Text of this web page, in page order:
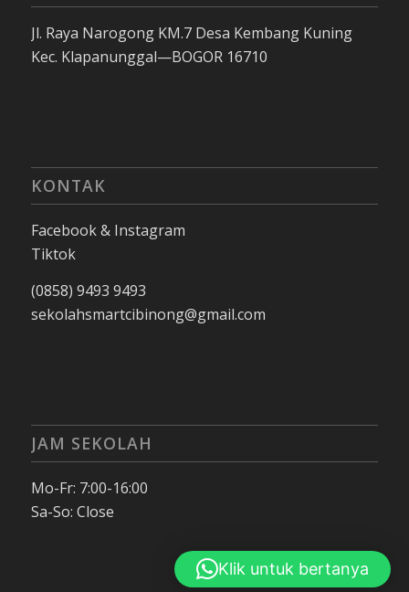
Jl. Raya Narogong KM.7 Desa Kembang Kuning
Kec. Klapanunggal—BOGOR 16710
KONTAK
Facebook & Instagram
Tiktok
(0858) 9493 9493
sekolahsmartcibinong@gmail.com
JAM SEKOLAH
Mo-Fr: 7:00-16:00
Sa-So: Close
Klik untuk bertanya